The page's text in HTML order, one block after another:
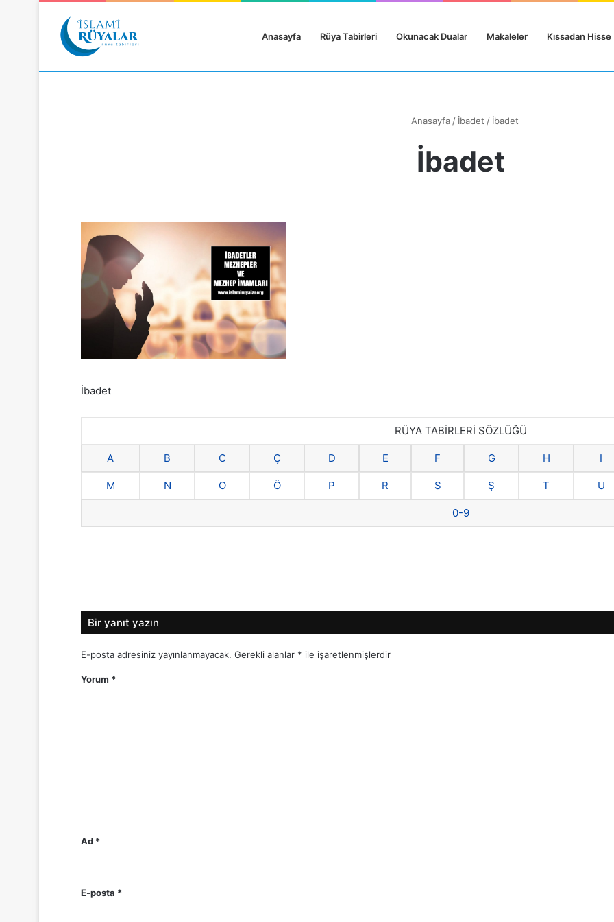
Anasayfa Rüya Tabirleri Okunacak Dualar Makaleler Kıssadan Hisse
Anasayfa / İbadet / İbadet
İbadet
İbadet
RÜYA TABİRLERİ SÖZLÜĞÜ
A B C Ç D E F G H I
M N O Ö P R S Ş T U
0-9
Bir yanıt yazın
E-posta adresiniz yayınlanmayacak. Gerekli alanlar * ile işaretlenmişlerdir
Yorum *
Ad *
E-posta *